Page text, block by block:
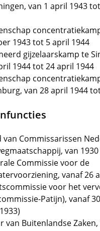
van 1 april 1943
1943 tot 5 april 1944
gijzelaarskamp te
1944 tot 24 april 1944
van 28 april 1944
van Commissarissen
van
Commissie voor de
vanaf 26
voor het
Patijn), vanaf
van Buitenlandse